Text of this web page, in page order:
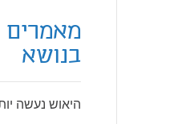
מאמרים
בנושא
היאוש נעשה